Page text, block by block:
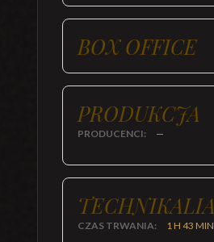
BOX OFFICE
PRODUKCJA
PRODUCENCI: —
TECHNIKALIA
CZAS TRWANIA: 1 H 43 MIN